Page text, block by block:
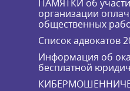
ПАМЯТКИ об
организации
общественных
Список адвокатов
Информация об
бесплатной